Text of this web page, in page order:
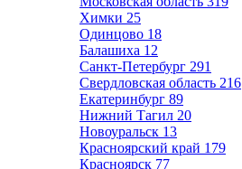
Химки 25
Одинцово 18
Балашиха 12
Санкт-Петербург 291
Свердловская область 216
Екатеринбург 89
Нижний Тагил 20
Новоуральск 13
Красноярский край 179
Красноярск 77